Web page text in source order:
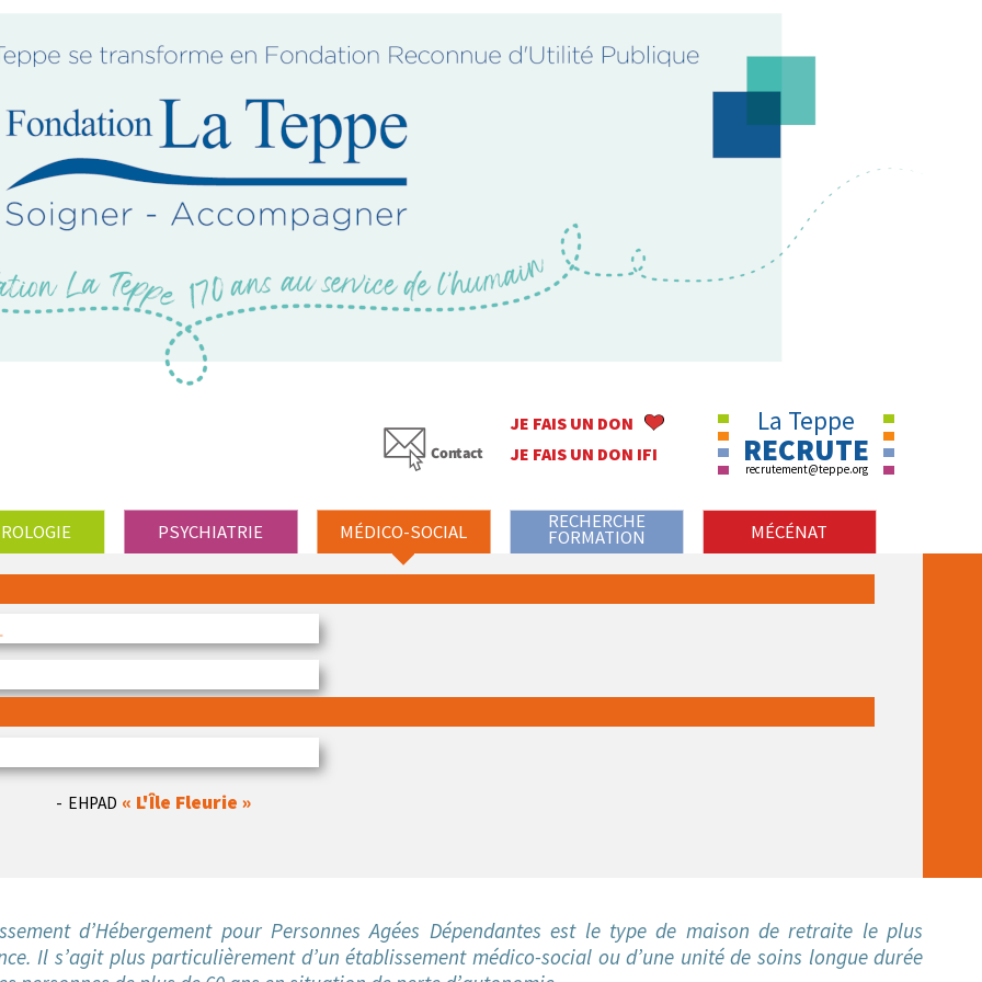
JE FAIS UN DON
JE FAIS UN DON IFI
La Teppe
RECRUTE
recrutement@teppe.org
PSYCHIATRIE MÉDICO-SOCIAL RECHERCHE
FORMATION MÉCÉNAT
par le Travail
Ciel - Le Patio »
Collines »
Vie Sociale
Foyer d'hébergement « Les Oliviers »
EHPAD « L'Île Fleurie »
d’Hébergement pour Personnes Agées Dépendantes est le type de maison de retraite le plus
Il s’agit plus particulièrement d’un établissement médico-social ou d’une unité de soins longue durée